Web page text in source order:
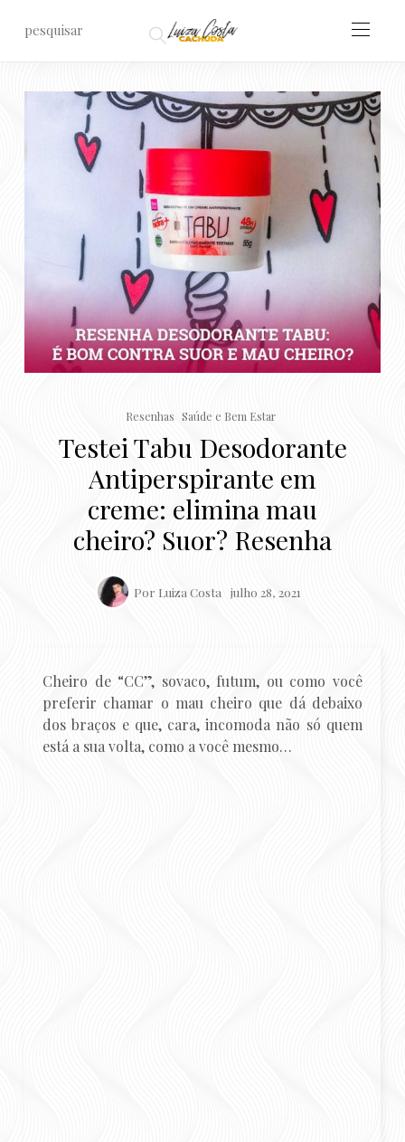
Resenhas Saúde e Bem Estar
Testei Tabu Desodorante
Antiperspirante em
creme: elimina mau
cheiro? Suor? Resenha
Por Luiza Costa julho 28, 2021
Cheiro de “CC”, sovaco, futum, ou como você
preferir chamar o mau cheiro que dá debaixo
dos braços e que, cara, incomoda não só quem
está a sua volta, como a você mesmo…